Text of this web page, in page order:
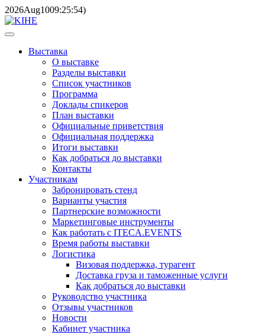
2026Aug1009:25:54)
Выставка
О выставке
Разделы выставки
Список участников
Программа
Доклады спикеров
План выставки
Официальные приветствия
Официальная поддержка
Итоги выставки
Как добраться до выставки
Контакты
Участникам
Забронировать стенд
Варианты участия
Партнерские возможности
Маркетинговые инструменты
Как работать с ITECA.EVENTS
Время работы выставки
Логистика
Визовая поддержка, турагент
Доставка груза и таможенные услуги
Как добраться до выставки
Руководство участника
Отзывы участников
Новости
Кабинет участника